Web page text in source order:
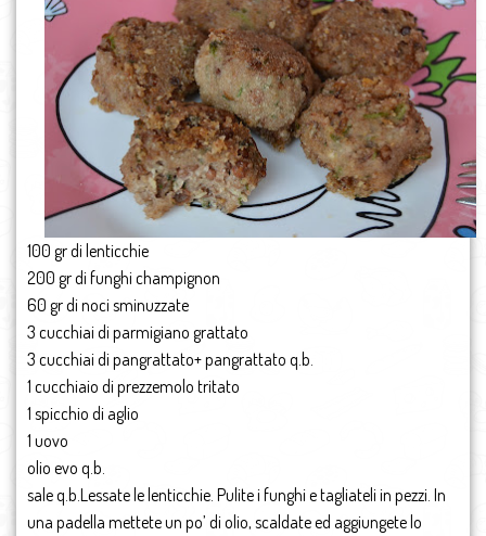
100 gr di lenticchie
200 gr di funghi champignon
60 gr di noci sminuzzate
3 cucchiai di parmigiano grattato
3 cucchiai di pangrattato+ pangrattato q.b.
1 cucchiaio di prezzemolo tritato
1 spicchio di aglio
1 uovo
olio evo q.b.
sale q.b.Lessate le lenticchie. Pulite i funghi e tagliateli in pezzi. In
una padella mettete un po’ di olio, scaldate ed aggiungete lo